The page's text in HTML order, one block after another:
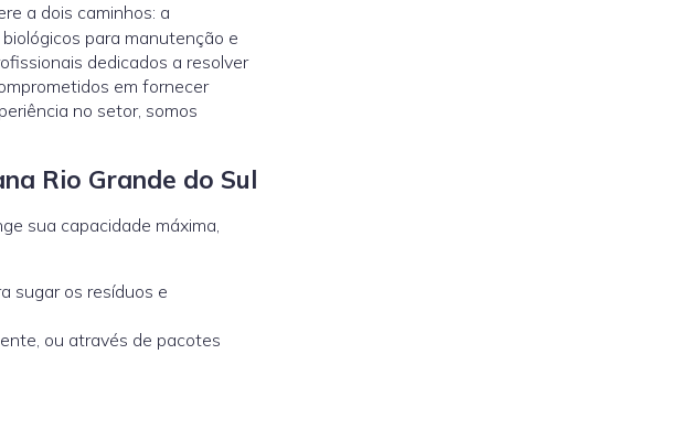
a dois caminhos: a
para manutenção e
dedicados a resolver
em fornecer
no setor, somos
Rio Grande do Sul
sua capacidade máxima,
sugar os resíduos e
ou através de pacotes